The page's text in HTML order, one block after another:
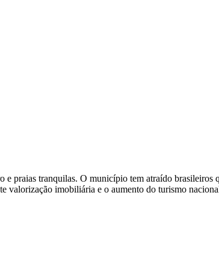
praias tranquilas. O município tem atraído brasileiros
valorização imobiliária e o aumento do turismo